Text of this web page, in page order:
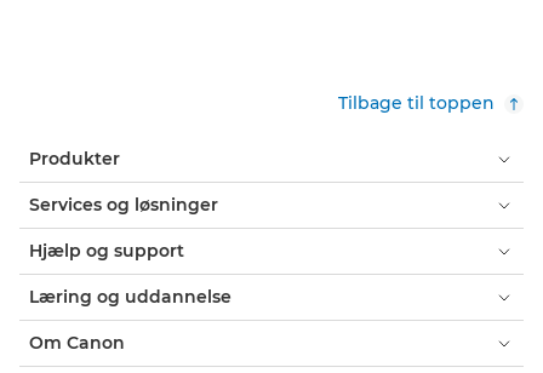
Tilbage til toppen
Produkter
Services og løsninger
Hjælp og support
Læring og uddannelse
Om Canon